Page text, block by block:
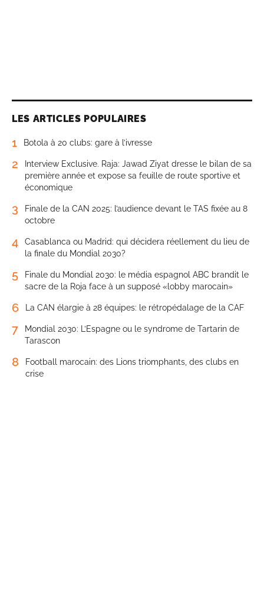
LES ARTICLES POPULAIRES
1 Botola à 20 clubs: gare à l’ivresse
2
Interview Exclusive. Raja: Jawad Ziyat dresse le bilan de sa
première année et expose sa feuille de route sportive et
économique
3
Finale de la CAN 2025: l’audience devant le TAS fixée au 8
octobre
4
Casablanca ou Madrid: qui décidera réellement du lieu de
la finale du Mondial 2030?
5
Finale du Mondial 2030: le média espagnol ABC brandit le
sacre de la Roja face à un supposé «lobby marocain»
6 La CAN élargie à 28 équipes: le rétropédalage de la CAF
7
Mondial 2030: L’Espagne ou le syndrome de Tartarin de
Tarascon
8
Football marocain: des Lions triomphants, des clubs en
crise